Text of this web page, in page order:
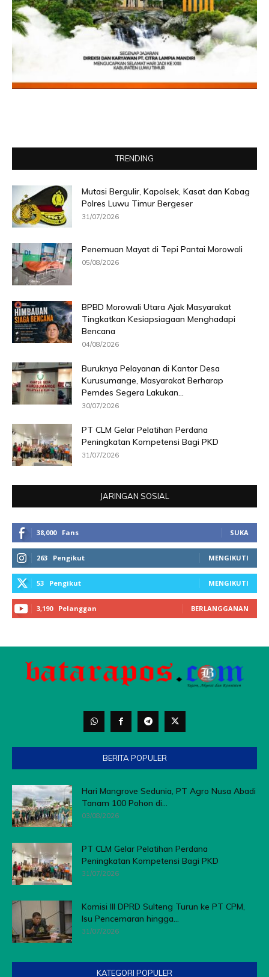
BERITA POPULER
Hari Mangrove Sedunia, PT Agro Nusa Abadi
Tanam 100 Pohon di...
03/08/2026
PT CLM Gelar Pelatihan Perdana
Peningkatan Kompetensi Bagi PKD
31/07/2026
Komisi III DPRD Sulteng Turun ke PT CPM,
Isu Pencemaran hingga...
31/07/2026
KATEGORI POPULER